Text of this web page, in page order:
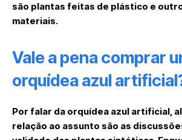
são plantas feitas de plástico e
materiais.
Vale a pena comprar
orquídea azul
Por falar da orquídea azul artificial,
relação ao assunto são as